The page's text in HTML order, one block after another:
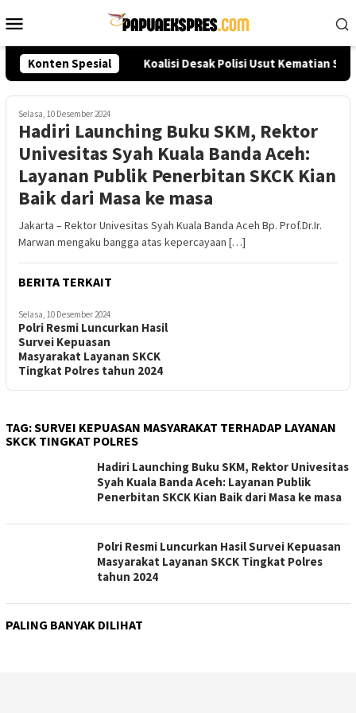
ke
Mobile
Konten Spesial
Akpol 2026 Koalisi Desak Polisi Usut Kematian
Selasa, 10 Desember 2024
Hadiri Launching Buku SKM, Rektor
Univesitas Syah Kuala Banda Aceh:
Layanan Publik Penerbitan SKCK Kian
Baik dari Masa ke masa
Jakarta – Rektor Univesitas Syah Kuala Banda Aceh Bp. Prof.Dr.Ir.
Marwan mengaku bangga atas kepercayaan […]
BERITA TERKAIT
Selasa, 10 Desember 2024
Polri Resmi Luncurkan Hasil
Survei Kepuasan
Masyarakat Layanan SKCK
Tingkat Polres tahun 2024
TAG:SURVEI KEPUASAN MASYARAKAT TERHADAP LAYANAN
SKCK TINGKAT POLRES
Hadiri Launching Buku SKM, Rektor Univesitas
Syah Kuala Banda Aceh: Layanan Publik
Penerbitan SKCK Kian Baik dari Masa ke masa
Polri Resmi Luncurkan Hasil Survei Kepuasan
Masyarakat Layanan SKCK Tingkat Polres
tahun 2024
PALING BANYAK DILIHAT